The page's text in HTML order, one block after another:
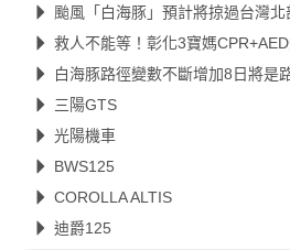
颱風「白海豚」預計將掠過台灣
救人不能等！彰化3寶媽CPR+AED
白海豚路徑變數不斷增加8日將是
三陽GTS
光陽機車
BWS125
COROLLA ALTIS
迪爵125